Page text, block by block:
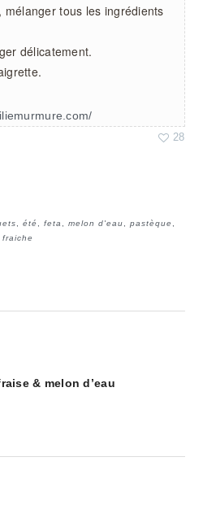
mélanger tous les ingrédients
délicatement.
28
,été ,feta ,melon d'eau,pastèque ,
& melon d’eau